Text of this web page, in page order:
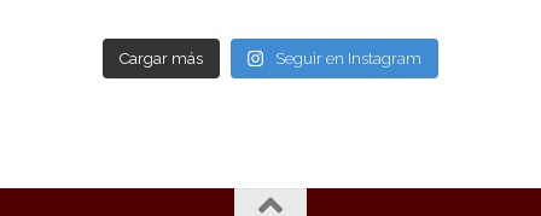
Cargar más Seguir en Instagram